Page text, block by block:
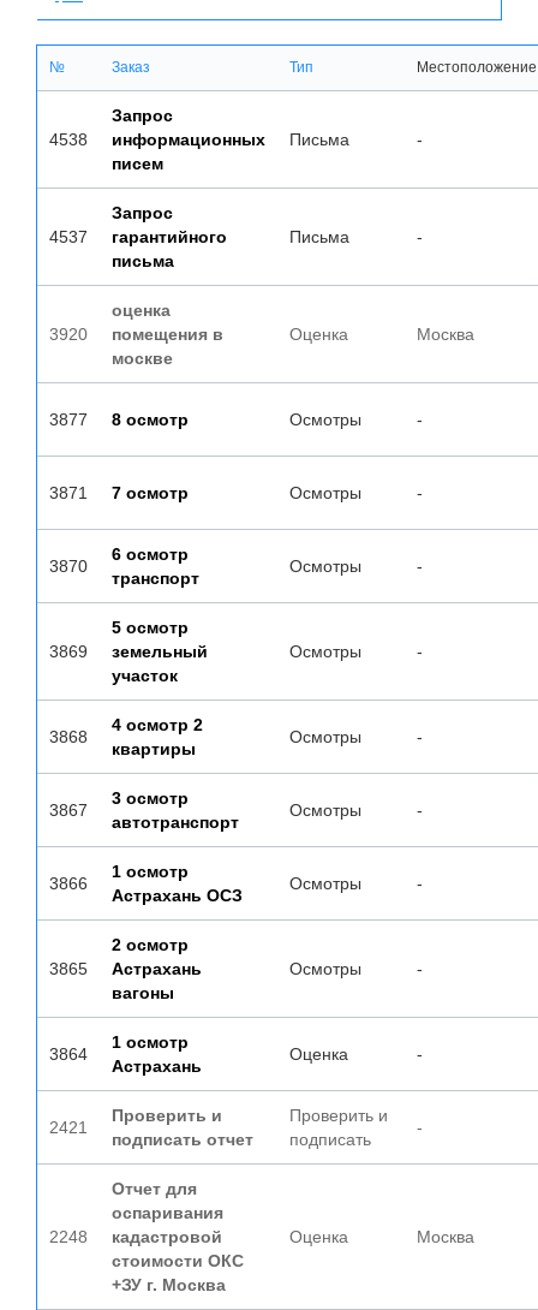
№ Заказ Тип Местоположение
4538
Запрос
информационных
писем
Письма -
4537
Запрос
гарантийного
письма
Письма -
3920
оценка
помещения в
москве
Оценка Москва
3877 8 осмотр Осмотры -
3871 7 осмотр Осмотры -
3870
6 осмотр
транспорт
Осмотры -
3869
5 осмотр
земельный
участок
Осмотры -
3868
4 осмотр 2
квартиры
Осмотры -
3867
3 осмотр
автотранспорт
Осмотры -
3866
1 осмотр
Астрахань ОСЗ
Осмотры -
3865
2 осмотр
Астрахань
вагоны
Осмотры -
3864
1 осмотр
Астрахань
Оценка -
2421
Проверить и
подписать отчет
Проверить и
подписать
-
2248
Отчет для
оспаривания
кадастровой
стоимости ОКС
+ЗУ г. Москва
Оценка Москва